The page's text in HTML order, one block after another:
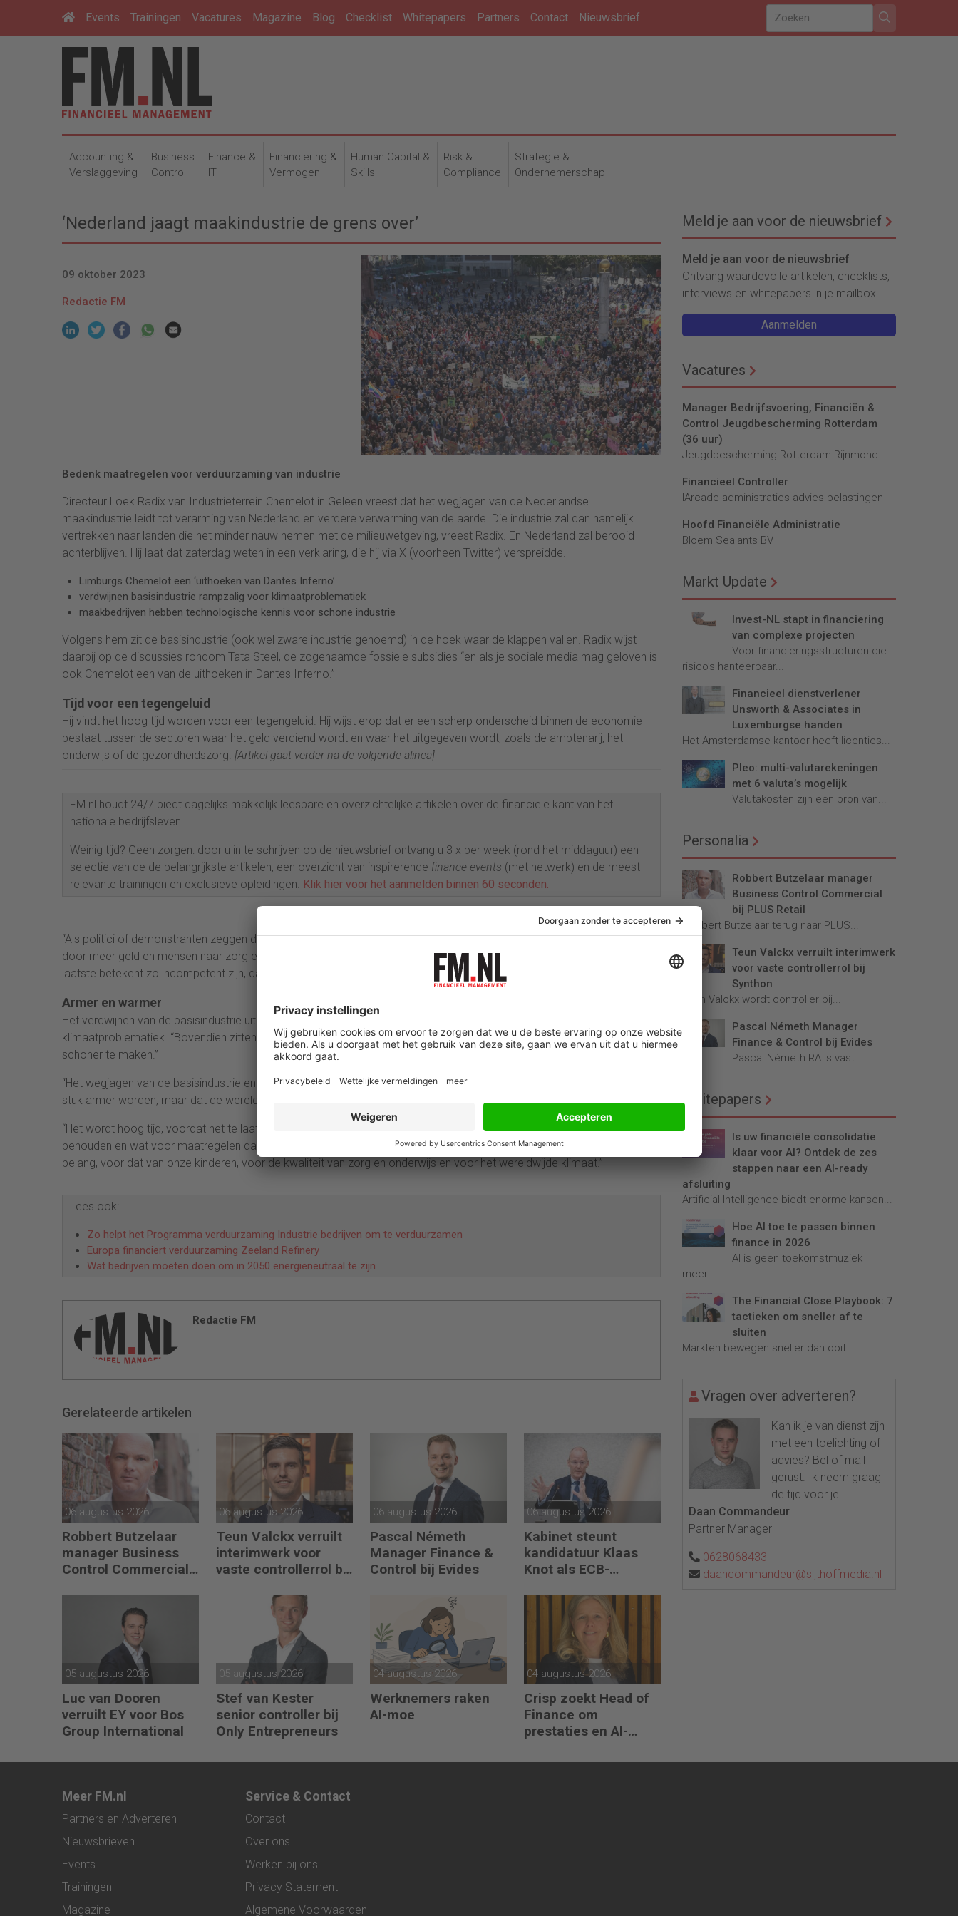
Events Trainingen Vacatures Magazine Blog Checklist Whitepapers Partners Contact Nieuwsbrief
Accounting &
Verslaggeving
Business
Control
Finance &
IT
Financiering &
Vermogen
Human Capital &
Skills
Risk &
Compliance
Strategie &
Ondernemerschap
‘Nederland jaagt maakindustrie de grens over’
09 oktober 2023
Redactie FM
Bedenk maatregelen voor verduurzaming van industrie
Directeur Loek Radix van Industrieterrein Chemelot in Geleen vreest dat het wegjagen van de Nederlandse
maakindustrie leidt tot verarming van Nederland en verdere verwarming van de aarde. Die industrie zal dan namelijk
vertrekken naar landen die het minder nauw nemen met de milieuwetgeving, vreest Radix. En Nederland zal berooid
achterblijven. Hij laat dat zaterdag weten in een verklaring, die hij via X (voorheen Twitter) verspreidde.
Limburgs Chemelot een ‘uithoeken van Dantes Inferno’
verdwijnen basisindustrie rampzalig voor klimaatproblematiek
maakbedrijven hebben technologische kennis voor schone industrie
Volgens hem zit de basisindustrie (ook wel zware industrie genoemd) in de hoek waar de klappen vallen. Radix wijst
daarbij op de discussies rondom Tata Steel, de zogenaamde fossiele subsidies “en als je sociale media mag geloven is
ook Chemelot een van de uithoeken in Dantes Inferno.”
Tijd voor een tegengeluid
Hij vindt het hoog tijd worden voor een tegengeluid. Hij wijst erop dat er een scherp onderscheid binnen de economie
bestaat tussen de sectoren waar het geld verdiend wordt en waar het uitgegeven wordt, zoals de ambtenarij, het
onderwijs of de gezondheidszorg. [Artikel gaat verder na de volgende alinea]
FM.nl houdt 24/7 biedt dagelijks makkelijk leesbare en overzichtelijke artikelen over de financiële kant van het
nationale bedrijfsleven.
Weinig tijd? Geen zorgen: door u in te schrijven op de nieuwsbrief ontvang u 3 x per week (rond het middaguur) een
selectie van de de belangrijkste artikelen, een overzicht van inspirerende finance events (met netwerk) en de meest
relevante trainingen en exclusieve opleidingen. Klik hier voor het aanmelden binnen 60 seconden.
“Als politici of demonstranten zeggen dat de industrie weg moet uit Nederland én dat dit gecompenseerd kan worden
door meer geld en mensen naar zorg en onderwijs dan liegen ze of lijden ze aan het Dunning-Krugersyndroom.” Dat
laatste betekent zo incompetent zijn, dat je zelfs je eigen incompetentie niet herkent.
Armer en warmer
Het verdwijnen van de basisindustrie uit ons land zou rampzalig zijn, stelt hij. Ook voor de wereldwijde
klimaatproblematiek. “Bovendien zitten juist wij bovenop een schat aan technologische kennis om de industrie nog
schoner te maken.”
“Het wegjagen van de basisindustrie en de landbouw leidt er niet alleen toe dat we met z’n allen in Nederland een heel
stuk armer worden, maar dat de wereld desondanks een stuk warmer wordt.”
“Het wordt hoog tijd, voordat het te laat is, dat we ons afvragen hoe we de basisindustrie voor Nederland kunnen
behouden en wat voor maatregelen daarvoor nodig zijn om die industrie te helpen bij de verduurzaming. Voor ons eigen
belang, voor dat van onze kinderen, voor de kwaliteit van zorg en onderwijs en voor het wereldwijde klimaat.”
Lees ook:
Zo helpt het Programma verduurzaming Industrie bedrijven om te verduurzamen
Europa financiert verduurzaming Zeeland Refinery
Wat bedrijven moeten doen om in 2050 energieneutraal te zijn
Redactie FM
Gerelateerde artikelen
06 augustus 2026
Robbert Butzelaar
manager Business
Control Commercial
06 augustus 2026
Teun Valckx verruilt
interimwerk voor
vaste controllerrol bij
06 augustus 2026
Pascal Németh
Manager Finance &
Control bij Evides
06 augustus 2026
Kabinet steunt
kandidatuur Klaas
Knot als ECB-
05 augustus 2026
Luc van Dooren
verruilt EY voor Bos
Group International
05 augustus 2026
Stef van Kester
senior controller bij
Only Entrepreneurs
04 augustus 2026
Werknemers raken
AI-moe
04 augustus 2026
Crisp zoekt Head of
Finance om
prestaties en AI-
Meld je aan voor de nieuwsbrief
Meld je aan voor de nieuwsbrief
Ontvang waardevolle artikelen, checklists,
interviews en whitepapers in je mailbox.
Aanmelden
Vacatures
Manager Bedrijfsvoering, Financiën &
Control Jeugdbescherming Rotterdam
(36 uur)
Jeugdbescherming Rotterdam Rijnmond
Financieel Controller
lArcade administraties-advies-belastingen
Hoofd Financiële Administratie
Bloem Sealants BV
Markt Update
Invest-NL stapt in financiering
van complexe projecten
Voor financieringsstructuren die
risico’s hanteerbaar...
Financieel dienstverlener
Unsworth & Associates in
Luxemburgse handen
Het Amsterdamse kantoor heeft licenties...
Pleo: multi-valutarekeningen
met 6 valuta’s mogelijk
Valutakosten zijn een bron van...
Personalia
Robbert Butzelaar manager
Business Control Commercial
bij PLUS Retail
Robbert Butzelaar terug naar PLUS...
Teun Valckx verruilt interimwerk
voor vaste controllerrol bij
Synthon
Teun Valckx wordt controller bij...
Pascal Németh Manager
Finance & Control bij Evides
Pascal Németh RA is vast...
Whitepapers
Is uw financiële consolidatie
klaar voor AI? Ontdek de zes
stappen naar een AI-ready
afsluiting
Artificial Intelligence biedt enorme kansen...
Hoe AI toe te passen binnen
finance in 2026
AI is geen toekomstmuziek
meer...
The Financial Close Playbook: 7
tactieken om sneller af te
sluiten
Markten bewegen sneller dan ooit....
Vragen over adverteren?
Kan ik je van dienst zijn
met een toelichting of
advies? Bel of mail
gerust. Ik neem graag
de tijd voor je.
Daan Commandeur
Partner Manager
0628068433
daancommandeur@sijthoffmedia.nl
Meer FM.nl
Partners en Adverteren
Nieuwsbrieven
Events
Trainingen
Magazine
Service & Contact
Contact
Over ons
Werken bij ons
Privacy Statement
Algemene Voorwaarden